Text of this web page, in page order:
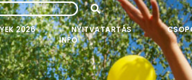
2026 NYITVATARTÁS
INFO